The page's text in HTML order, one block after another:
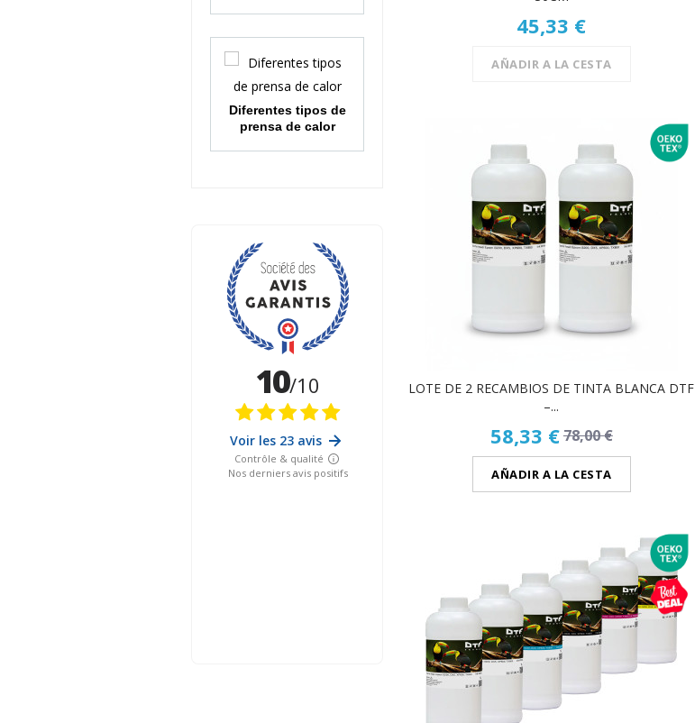
Diferentes tipos de
prensa de calor
45,33 €
AÑADIR A LA CESTA
LOTE DE 2 RECAMBIOS DE TINTA BLANCA DTF
–...
58,33 €78,00 €
AÑADIR A LA CESTA